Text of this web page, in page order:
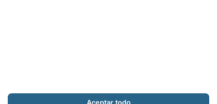
Aviso legal · Cookies · Configurar cookies · Privacidad · Contacto
Aceptar todo